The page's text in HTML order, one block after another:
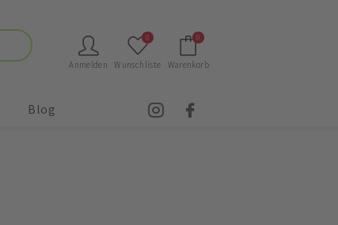
Anmelden
0
Wunschliste
0
Warenkorb
Blog